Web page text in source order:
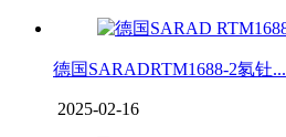
德国SARADRTM1688-2氡钍...
2025-02-16